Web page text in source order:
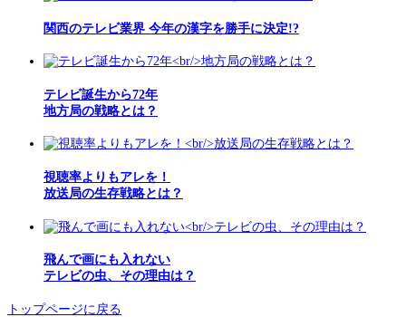
関西のテレビ業界 今年の漢字を勝手に決定!?
テレビ誕生から72年
地方局の戦略とは？
視聴率よりもアレを！
放送局の生存戦略とは？
飛んで画にも入れない
テレビの虫、その理由は？
トップページに戻る